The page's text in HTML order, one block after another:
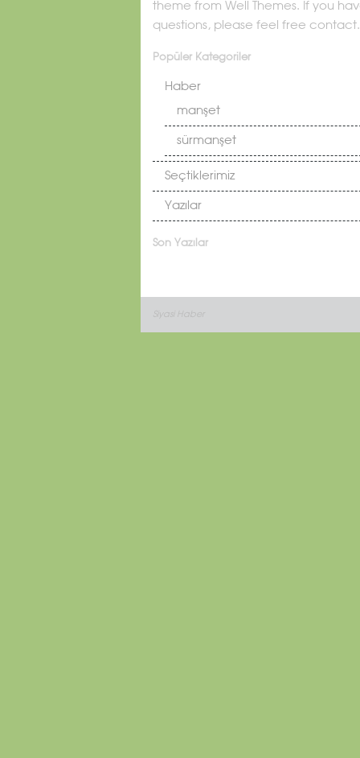
theme from Well Themes. If you
questions, please feel free contact.
Popüler Kategoriler
Haber
manşet
sürmanşet
Seçtiklerimiz
Yazılar
Son Yazılar
Siyasi Haber